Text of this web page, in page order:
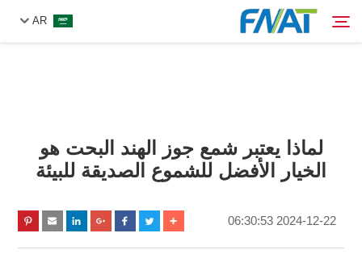
AR
من نحن
فيديو
لماذا يعتبر شمع جوز الهند البحت هو
الخيار الأفضل للشموع الصديقة للبيئة
2024-12-22 06:30:53